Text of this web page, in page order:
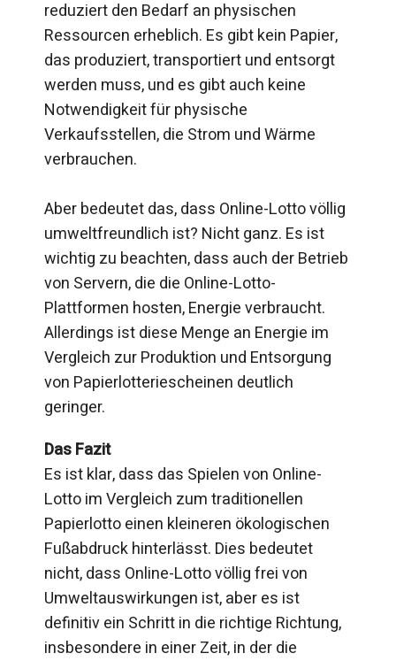
reduziert den Bedarf an physischen
Ressourcen erheblich. Es gibt kein Papier,
das produziert, transportiert und entsorgt
werden muss, und es gibt auch keine
Notwendigkeit für physische
Verkaufsstellen, die Strom und Wärme
verbrauchen.
Aber bedeutet das, dass Online-Lotto völlig
umweltfreundlich ist? Nicht ganz. Es ist
wichtig zu beachten, dass auch der Betrieb
von Servern, die die Online-Lotto-
Plattformen hosten, Energie verbraucht.
Allerdings ist diese Menge an Energie im
Vergleich zur Produktion und Entsorgung
von Papierlotteriescheinen deutlich
geringer.
Das Fazit
Es ist klar, dass das Spielen von Online-
Lotto im Vergleich zum traditionellen
Papierlotto einen kleineren ökologischen
Fußabdruck hinterlässt. Dies bedeutet
nicht, dass Online-Lotto völlig frei von
Umweltauswirkungen ist, aber es ist
definitiv ein Schritt in die richtige Richtung,
insbesondere in einer Zeit, in der die